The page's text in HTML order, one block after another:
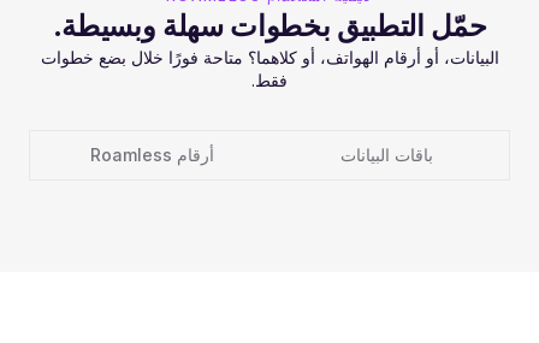
حمّل التطبيق بخطوات سهلة وبسيطة.
البيانات، أو أرقام الهواتف، أو كلاهما؟ متاحة فورًا خلال بضع خطوات
فقط.
باقات البيانات أرقام Roamless